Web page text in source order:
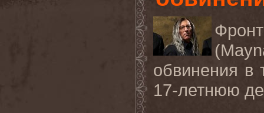
(
обвинения в
17-летнюю